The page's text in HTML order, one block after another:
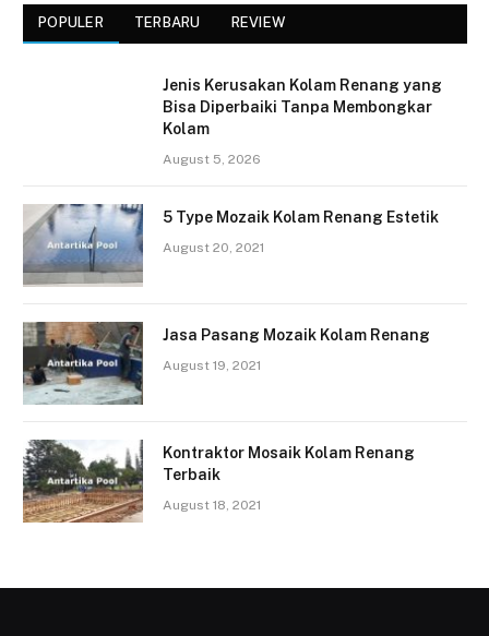
POPULER TERBARU REVIEW
Jenis Kerusakan Kolam Renang yang
Bisa Diperbaiki Tanpa Membongkar
Kolam
August 5, 2026
5 Type Mozaik Kolam Renang Estetik
August 20, 2021
Jasa Pasang Mozaik Kolam Renang
August 19, 2021
Kontraktor Mosaik Kolam Renang
Terbaik
August 18, 2021